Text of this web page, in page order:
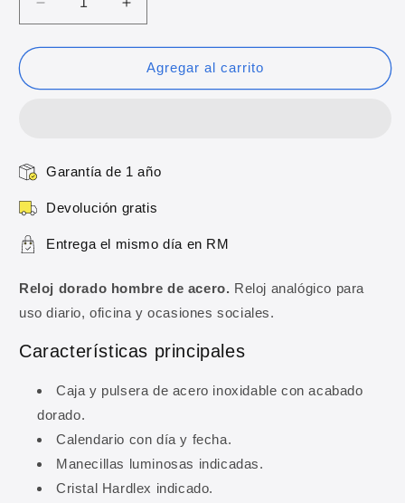
Reducir
cantidad
para
dorado
Aumentar
cantidad
para
Reloj
dorado
Agregar al carrito
Garantía de 1 año
Devolución gratis
Entrega el mismo día en RM
Reloj dorado hombre de acero. Reloj analógico para
uso diario, oficina y ocasiones sociales.
Características principales
Caja y pulsera de acero inoxidable con acabado
dorado.
Calendario con día y fecha.
Manecillas luminosas indicadas.
Cristal Hardlex indicado.